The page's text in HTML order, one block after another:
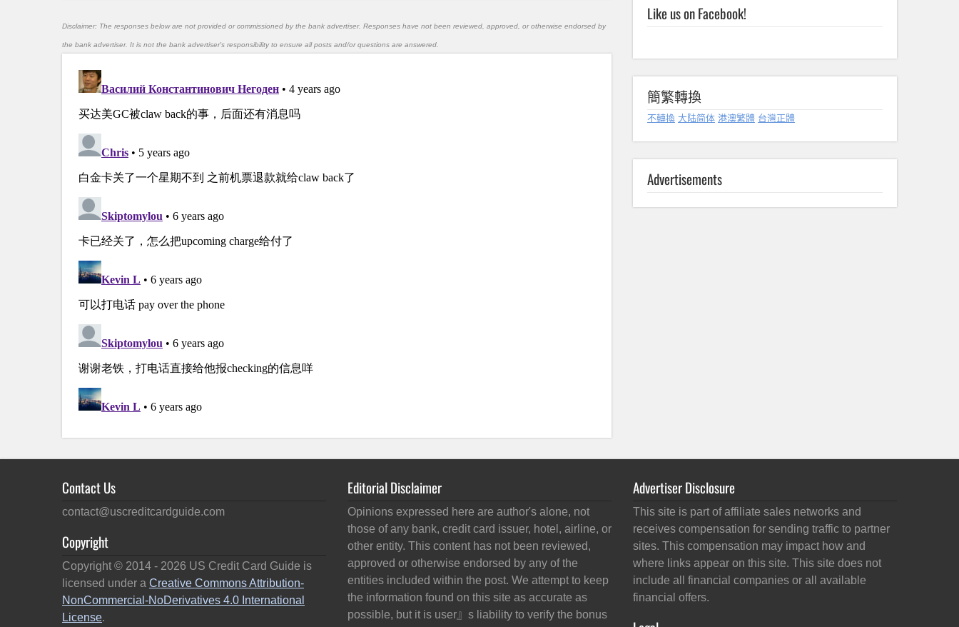
Disclaimer: The responses below are not provided or commissioned by the bank advertiser. Responses have not been reviewed, approved, or otherwise endorsed by
the bank advertiser. It is not the bank advertiser's responsibility to ensure all posts and/or questions are answered.
Like us on Facebook!
簡繁轉換
不轉換 大陆简体 港澳繁體 台灣正體
Advertisements
Contact Us
contact@uscreditcardguide.com
Copyright
Copyright © 2014 - 2026 US Credit Card Guide is
licensed under a Creative Commons Attribution-
NonCommercial-NoDerivatives 4.0 International
License.
Editorial Disclaimer
Opinions expressed here are author's alone, not
those of any bank, credit card issuer, hotel, airline, or
other entity. This content has not been reviewed,
approved or otherwise endorsed by any of the
entities included within the post. We attempt to keep
the information found on this site as accurate as
possible, but it is user』s liability to verify the bonus
Advertiser Disclosure
This site is part of affiliate sales networks and
receives compensation for sending traffic to partner
sites. This compensation may impact how and
where links appear on this site. This site does not
include all financial companies or all available
financial offers.